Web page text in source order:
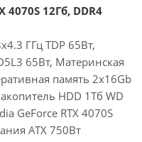
12Гб, DDR4
ГГц TDP 65Вт,
65Вт, Материнская
память 2x16Gb
HDD 1Тб WD
GeForce RTX 4070S
ATX 750Вт